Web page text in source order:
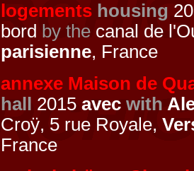
logements housing
bord by the canal de
parisienne, France
annexe Maison de
hall
2015 avec with
Croÿ, 5 rue Royale,
France